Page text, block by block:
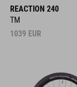
REACTION 240
TM
1039 EUR